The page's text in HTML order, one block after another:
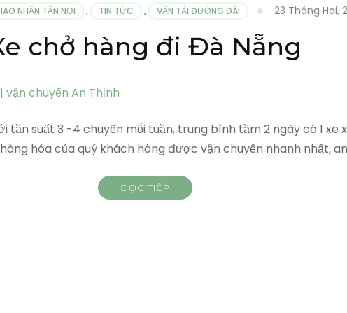
NHẬN TẬN NƠI , TIN TỨC , VẬN TẢI ĐƯỜNG DÀI 23 Tháng Hai,
chở hàng đi Đà Nẵng
tần suất 3 -4 chuyến mỗi tuần, trung bình tầm 2 ngày có 1 xe
hóa của quý khách hàng được vận chuyển nhanh nhất,
ĐỌC TIẾP